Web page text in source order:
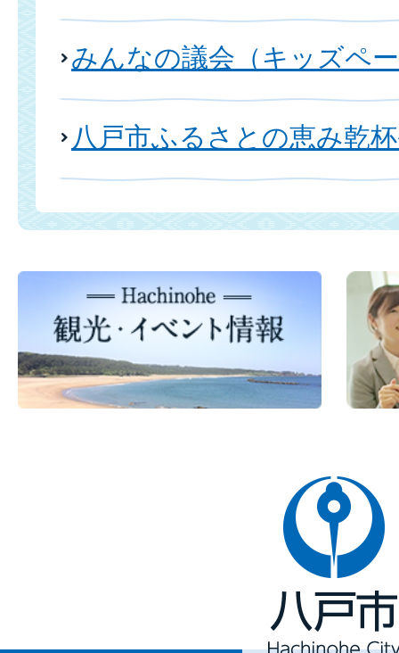
みんなの議会（キッズペ
八戸市ふるさとの恵み乾
八
戸
Hachinohe
City